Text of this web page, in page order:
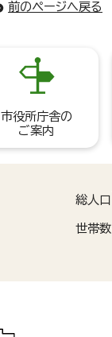
前のページへ戻る
市役所庁舎の
ご案内
総人口
世帯数